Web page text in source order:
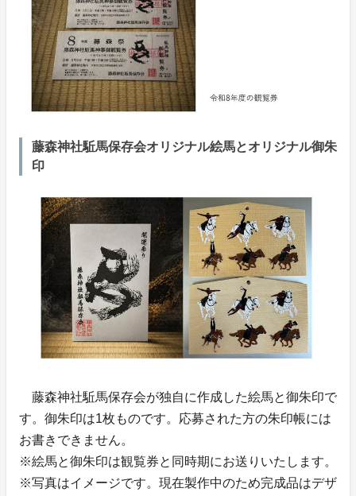
藤森神社駈馬保存会オリジナル絵馬とオリジナル御朱
印
藤森神社駈馬保存会が独自に作成した絵馬と御朱印で
す。御朱印は1枚ものです。応募された方の朱印帳には
お書きできません。
※絵馬と御朱印は観覧券と同時期にお送りいたします。
※写真はイメージです。現在製作中のため完成品はデザ